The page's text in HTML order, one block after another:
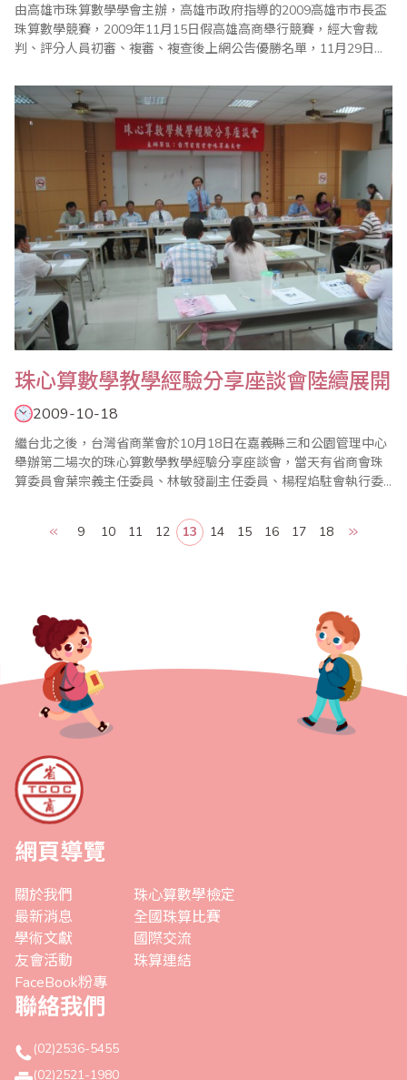
由高雄市珠算數學學會主辦，高雄市政府指導的2009高雄市市長盃
珠算數學競賽，2009年11月15日假高雄高商舉行競賽，經大會裁
判、評分人員初審、複審、複查後上網公告優勝名單，11月29日假
長、教育局高瑞明科長、吳益政、林宛蓉市議員、徐榮延縣議員至
會場嘉獎勉勵，全體工作人員、教練也上台接受表揚，高雄市珠算
數學學會亦也捐贈三萬元給高雄市進修學校..
珠心算數學教學經驗分享座談會陸續展開
2009-10-18
繼台北之後，台灣省商業會於10月18日在嘉義縣三和公園管理中心
舉辦第二場次的珠心算數學教學經驗分享座談會，當天有省商會珠
算委員會葉宗義主任委員、林敏發副主任委員、楊程焰駐會執行委
委員、黃騰誼委員、侯青慧委員等發言分享，還有林秀峰名譽主任
委員、陳士忠駐會執行顧問、劉廷春顧問等蒞臨指導。 台灣省商業
9 10 11 12 13 14 15 16 17 18
網頁導覽
關於我們
最新消息
學術文獻
友會活動
FaceBook粉專
珠心算數學檢定
全國珠算比賽
國際交流
珠算連結
聯絡我們
(02)2536-5455
(02)2521-1980